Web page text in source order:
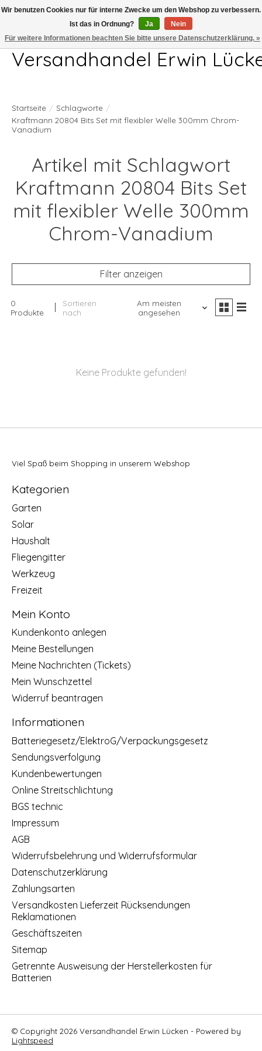
Telefon 04407 715872 MO-DO 7.00-17.00Uhr FR 7.00-13.00Uhr
Versandhandel Erwin
Startseite / Schlagworte /
Kraftmann 20804 Bits Set mit flexibler Welle 300mm Chrom-
Vanadium
Artikel mit Schlagwort
Kraftmann 20804 Bits Set
mit flexibler Welle 300mm
Chrom-Vanadium
Filter anzeigen
0
Produkte
Sortieren
nach
Am meisten
angesehen
Keine Produkte gefunden!
Viel Spaß beim Shopping in unserem Webshop
Kategorien
Garten
Solar
Haushalt
Fliegengitter
Werkzeug
Freizeit
Mein Konto
Kundenkonto anlegen
Meine Bestellungen
Meine Nachrichten (Tickets)
Mein Wunschzettel
Widerruf beantragen
Informationen
Batteriegesetz/ElektroG/Verpackungsgesetz
Sendungsverfolgung
Kundenbewertungen
Online Streitschlichtung
BGS technic
Impressum
AGB
Widerrufsbelehrung und Widerrufsformular
Datenschutzerklärung
Zahlungsarten
Versandkosten Lieferzeit Rücksendungen
Reklamationen
Geschäftszeiten
Sitemap
Getrennte Ausweisung der Herstellerkosten für
Batterien
© Copyright 2026 Versandhandel Erwin Lücken - Powered by
Lightspeed
Wir benutzen Cookies nur für interne Zwecke um den Webshop zu verbessern.
Ist das in Ordnung?
Ja
Nein
Für weitere Informationen beachten Sie bitte unsere Datenschutzerklärung. »